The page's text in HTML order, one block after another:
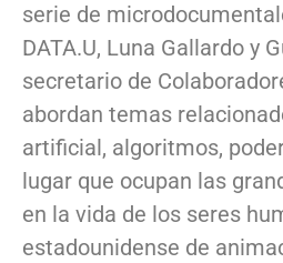
serie de
DATA.U, Luna Gallardo y
secretario de
abordan temas
artificial, algoritmos,
lugar que ocupan las
en la vida de los seres
estadounidense de